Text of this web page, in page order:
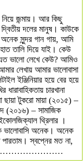
জন্মায়। আর কিছু
দলের মানুষ। কাউকে
সুন্দর গান গায়, আমি
তালি দিয়ে যাই। কেউ
ভালো লেখে কেউ? আমিও
লেখায় আমার ভালোবাসা
ইঞ্জিনিয়ার হয়ে বের হয়ে
চারখানা
টুকরো মায়া (২০১৫) –
(২০১৬) – সামাজিক
থ্রিলার ।
ভালোবাসি অনেক। অনেক
পারতাম। স্বপ্নের মত না,
…………………………